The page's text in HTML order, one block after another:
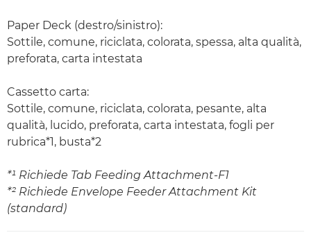
Paper Deck (destro/sinistro):
Sottile, comune, riciclata, colorata, spessa, alta qualità,
preforata, carta intestata
Cassetto carta:
Sottile, comune, riciclata, colorata, pesante, alta
qualità, lucido, preforata, carta intestata, fogli per
rubrica*1, busta*2
*¹ Richiede Tab Feeding Attachment-F1
*² Richiede Envelope Feeder Attachment Kit
(standard)